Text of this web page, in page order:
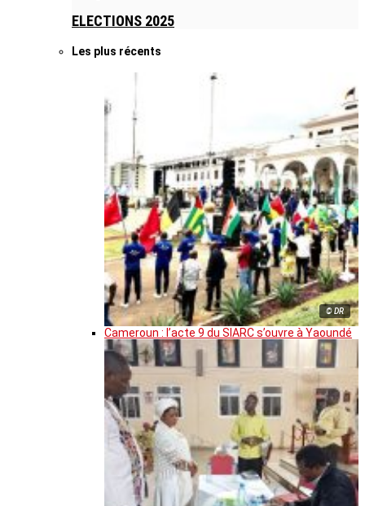
ELECTIONS 2025
Les plus récents
© DR
Cameroun : l’acte 9 du SIARC s’ouvre à Yaoundé